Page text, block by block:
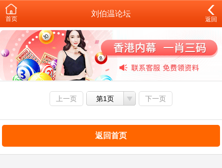
首页
刘伯温论坛
返回
上一页 第1页 下一页
返回首页